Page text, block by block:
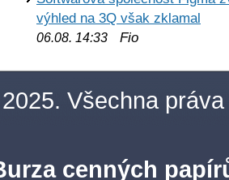
výhled na 3Q však zklamal
06.08. 14:33 Fio
Všechna práva
cenných